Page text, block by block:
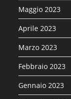
Maggio 2023
Aprile 2023
Marzo 2023
Febbraio 2023
Gennaio 2023